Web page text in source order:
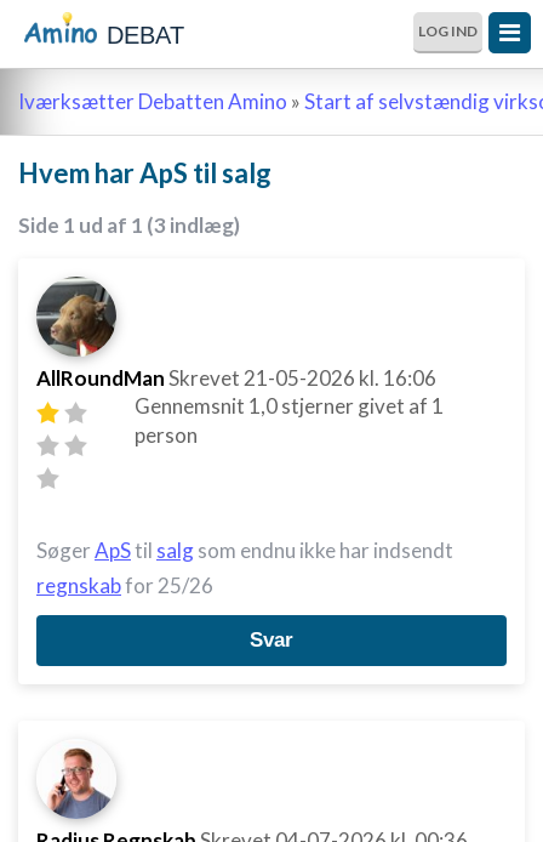
DEBAT LOG IND
Iværksætter Debatten Amino »Start af selvstændig
Hvem har ApS til salg
Side 1 ud af 1 (3 indlæg)
AllRoundManSkrevet 21-05-2026 kl. 16:06
Gennemsnit 1,0stjerner givet af 1
person
SøgerApStil salgsom endnu ikke har indsendt
regnskabfor 25/26
Svar